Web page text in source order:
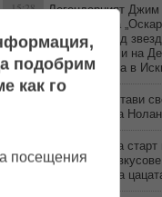
15:28
Легендарният
носителят на
Джуниър сред
новите филми на
Тенекеджиева в
„Одисея“ постави
боксофиса за Нолан
Кранево дава
дни музика,
Фестивала на
подобрим
как го
посещения